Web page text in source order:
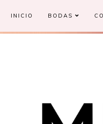
INICIO BODAS